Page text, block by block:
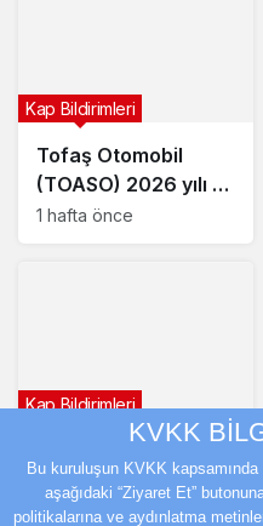
Tofaş Otomobil
(TOASO) 2026 yılı 2.
çeyrek bilançosunu
Kap Bildirimleri
1 hafta önce
(YEOTK) 9,8 milyon
dolarlık sözleşme
Kap Bildirimleri
1 hafta önce
KVKK
Bu kuruluşun KVKK
aşağıdaki “Ziyaret Et”
politikalarına ve aydınlatma